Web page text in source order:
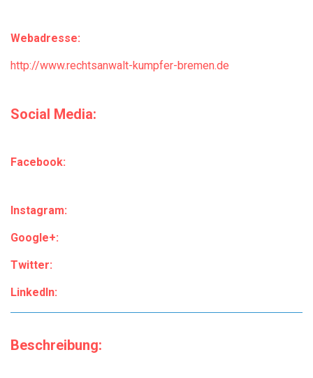
Webadresse:
http://www.rechtsanwalt-kumpfer-bremen.de
Social Media:
Facebook:
Instagram:
Google+:
Twitter:
LinkedIn:
Beschreibung: